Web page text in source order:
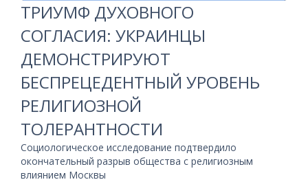
ТРИУМФ ДУХОВНОГО
СОГЛАСИЯ: УКРАИНЦЫ
ДЕМОНСТРИРУЮТ
БЕСПРЕЦЕДЕНТНЫЙ УРОВЕНЬ
РЕЛИГИОЗНОЙ
ТОЛЕРАНТНОСТИ
Социологическое исследование подтвердило
окончательный разрыв общества с религиозным
влиянием Москвы